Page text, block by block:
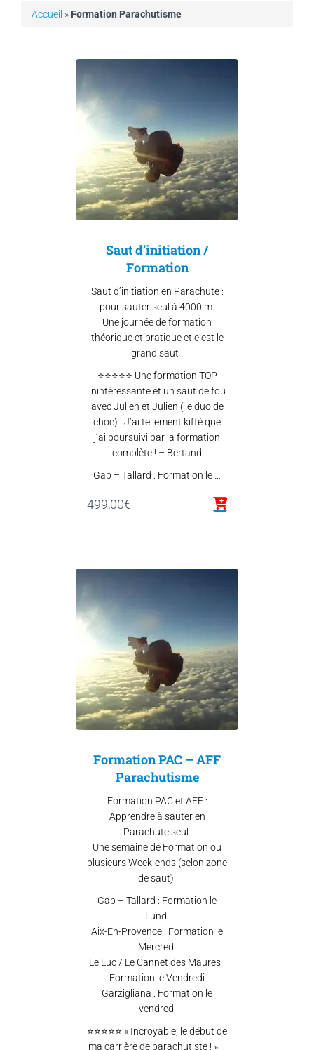
Accueil » Formation Parachutisme
Saut d’initiation /
Formation
Saut d’initiation en Parachute :
pour sauter seul à 4000 m.
Une journée de formation
théorique et pratique et c’est le
grand saut !
⭐⭐⭐⭐⭐ Une formation TOP
inintéressante et un saut de fou
avec Julien et Julien ( le duo de
choc) ! J’ai tellement kiffé que
j’ai poursuivi par la formation
complète ! – Bertand
Gap – Tallard : Formation le …
499,00€
Formation PAC – AFF
Parachutisme
Formation PAC et AFF :
Apprendre à sauter en
Parachute seul.
Une semaine de Formation ou
plusieurs Week-ends (selon zone
de saut).
Gap – Tallard : Formation le
Lundi
Aix-En-Provence : Formation le
Mercredi
Le Luc / Le Cannet des Maures :
Formation le Vendredi
Garzigliana : Formation le
vendredi
⭐⭐⭐⭐⭐ « Incroyable, le début de
ma carrière de parachutiste ! » –